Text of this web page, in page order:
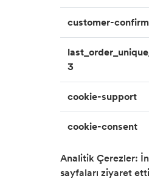
customer-
3
cookie-support
cookie-consent
Analitik Çerezler:
sayfaları ziyaret